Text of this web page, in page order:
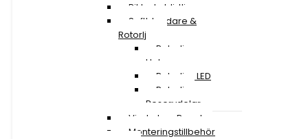
Riktade blixtljus
Saftblandare &
Rotorljus
Rotorljus
Halogen
Rotorljus LED
Rotorljus
Reservdelar
Vindruta – Panel
Monteringstillbehör